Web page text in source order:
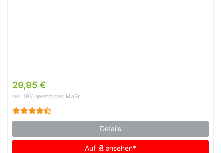
29,95 €
inkl. 19% gesetzlicher MwSt.
Details
Auf ansehen*